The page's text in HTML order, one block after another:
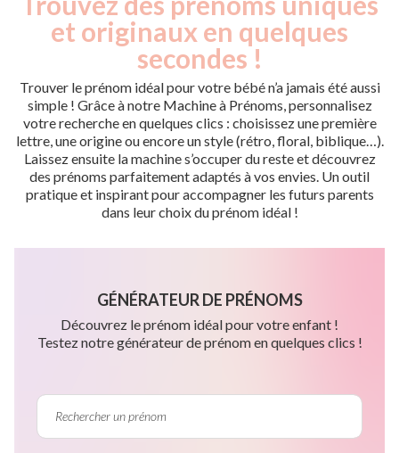
et originaux en quelques
secondes !
Trouver le prénom idéal pour votre bébé n’a jamais été aussi
simple ! Grâce à notre Machine à Prénoms, personnalisez
votre recherche en quelques clics : choisissez une première
lettre, une origine ou encore un style (rétro, floral, biblique…).
Laissez ensuite la machine s’occuper du reste et découvrez
des prénoms parfaitement adaptés à vos envies. Un outil
pratique et inspirant pour accompagner les futurs parents
dans leur choix du prénom idéal !
GÉNÉRATEUR DE PRÉNOMS
Découvrez le prénom idéal pour votre enfant !
Testez notre générateur de prénom en quelques clics !